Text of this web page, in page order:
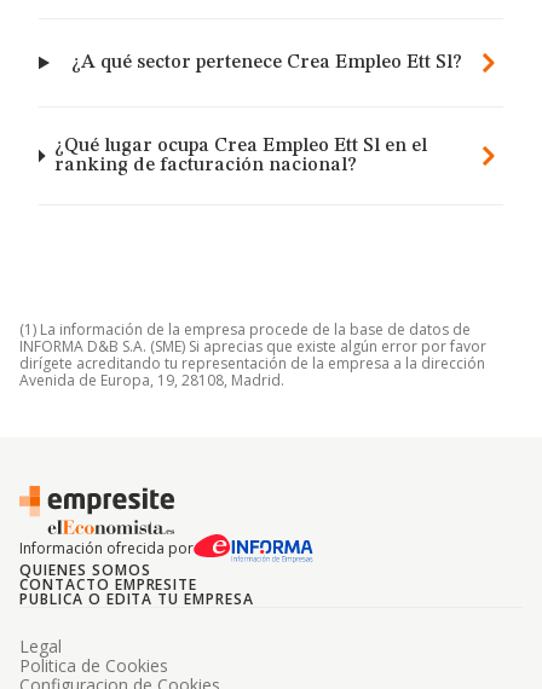
¿A qué sector pertenece Crea Empleo Ett Sl?
¿Qué lugar ocupa Crea Empleo Ett Sl en el
ranking de facturación nacional?
(1) La información de la empresa procede de la base de datos de
INFORMA D&B S.A. (SME) Si aprecias que existe algún error por favor
dirígete acreditando tu representación de la empresa a la dirección
Avenida de Europa, 19, 28108, Madrid.
Información ofrecida por
QUIENES SOMOS
CONTACTO EMPRESITE
PUBLICA O EDITA TU EMPRESA
Legal
Politica de Cookies